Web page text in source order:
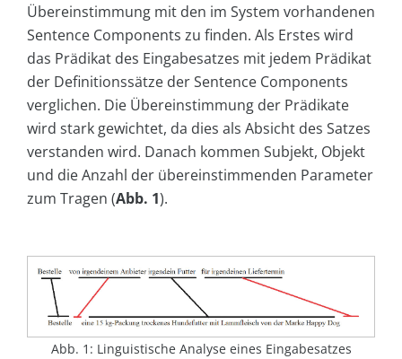
Übereinstimmung mit den im System vorhandenen
Sentence Components zu finden. Als Erstes wird
das Prädikat des Eingabesatzes mit jedem Prädikat
der Definitionssätze der Sentence Components
verglichen. Die Übereinstimmung der Prädikate
wird stark gewichtet, da dies als Absicht des Satzes
verstanden wird. Danach kommen Subjekt, Objekt
und die Anzahl der übereinstimmenden Parameter
zum Tragen (Abb. 1).
Abb. 1: Linguistische Analyse eines Eingabesatzes